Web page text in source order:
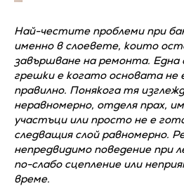
Най-честите проблеми при
именно в слоевете, които
завършване на ремонта.
грешки е когато основата не
правилно. Понякога тя
неравномерно, отделя прах,
участъци или просто не е
следващия слой равномерно.
непредвидимо поведение при
по-слабо сцепление или
време.